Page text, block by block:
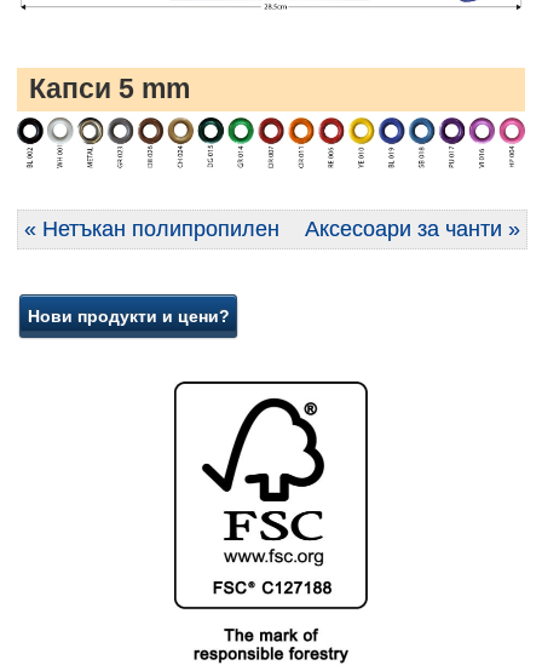
Капси 5 mm
« Нетъкан полипропилен Аксесоари за чанти »